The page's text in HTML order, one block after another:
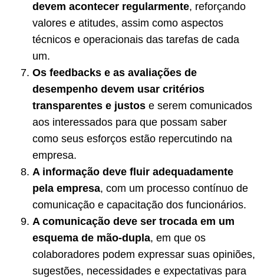
devem acontecer regularmente, reforçando
valores e atitudes, assim como aspectos
técnicos e operacionais das tarefas de cada
um.
Os feedbacks e as avaliações de
desempenho devem usar critérios
transparentes e justos e serem comunicados
aos interessados para que possam saber
como seus esforços estão repercutindo na
empresa.
A informação deve fluir adequadamente
pela empresa, com um processo contínuo de
comunicação e capacitação dos funcionários.
A comunicação deve ser trocada em um
esquema de mão-dupla, em que os
colaboradores podem expressar suas opiniões,
sugestões, necessidades e expectativas para